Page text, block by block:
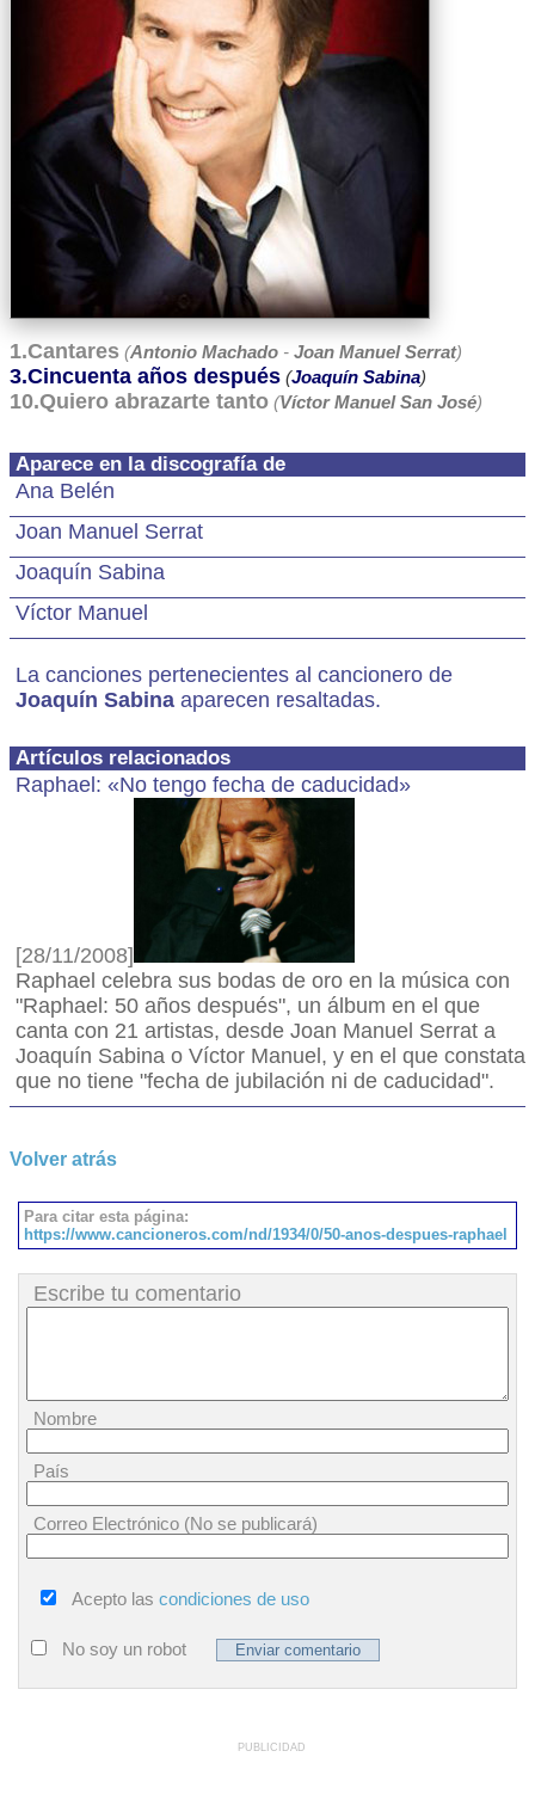
Aparece en la discografía de
Ana Belén
Joan Manuel Serrat
Joaquín Sabina
Víctor Manuel
La canciones pertenecientes al cancionero de
Joaquín Sabina aparecen resaltadas.
Artículos relacionados
Raphael: «No tengo fecha de caducidad»
[28/11/2008]
Raphael celebra sus bodas de oro en la música con
"Raphael: 50 años después", un álbum en el que
canta con 21 artistas, desde Joan Manuel Serrat a
Joaquín Sabina o Víctor Manuel, y en el que constata
que no tiene "fecha de jubilación ni de caducidad".
1.Cantares (Antonio Machado - Joan Manuel Serrat)
3.Cincuenta años después (Joaquín Sabina)
10.Quiero abrazarte tanto (Víctor Manuel San José)
Volver atrás
Para citar esta página:
https://www.cancioneros.com/nd/1934/0/50-anos-despues-raphael
Escribe tu comentario
Nombre
País
Correo Electrónico (No se publicará)
Acepto las condiciones de uso
No soy un robot
PUBLICIDAD